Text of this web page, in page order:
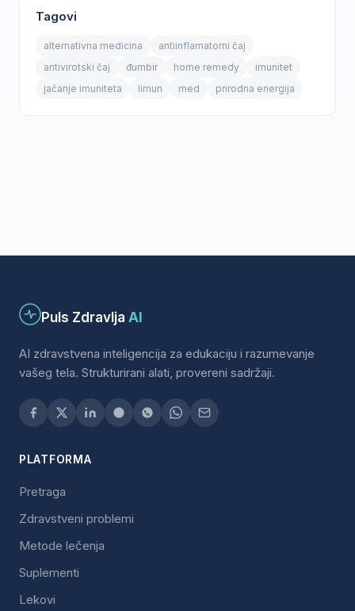
Tagovi
alternativna medicina
antiinflamatorni čaj
antivirotski čaj
đumbir home remedy
imunitet
jačanje imuniteta
limun med prirodna energija
Puls Zdravlja AI
AI zdravstvena inteligencija za edukaciju i razumevanje
vašeg tela. Strukturirani alati, provereni sadržaji.
PLATFORMA
Pretraga
Zdravstveni problemi
Metode lečenja
Suplementi
Lekovi